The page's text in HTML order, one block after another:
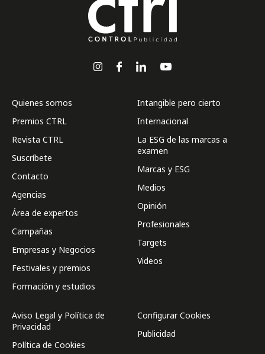
Quienes somos
Premios CTRL
Revista CTRL
Suscríbete
Contacto
Agencias
Área de expertos
Campañas
Empresas y Negocios
Festivales y premios
Formación y estudios
Intangible pero cierto
Internacional
La ESG de las marcas a
examen
Marcas y ESG
Medios
Opinión
Profesionales
Targets
Videos
Aviso Legal y Política de
Privacidad
Política de Cookies
Configurar Cookies
Publicidad